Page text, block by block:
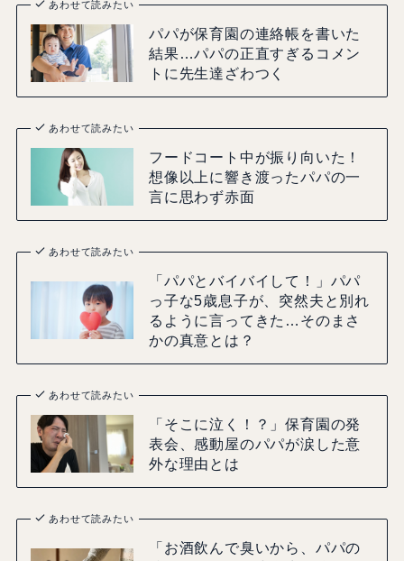
あわせて読みたい
パパが保育園の連絡帳を書いた
結果…パパの正直すぎるコメン
トに先生達ざわつく
あわせて読みたい
フードコート中が振り向いた！
想像以上に響き渡ったパパの一
言に思わず赤面
あわせて読みたい
「パパとバイバイして！」パパ
っ子な5歳息子が、突然夫と別れ
るように言ってきた…そのまさ
かの真意とは？
あわせて読みたい
「そこに泣く！？」保育園の発
表会、感動屋のパパが涙した意
外な理由とは
あわせて読みたい
「お酒飲んで臭いから、パパの